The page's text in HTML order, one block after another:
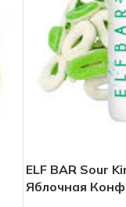
ELF BAR Sour
Яблочная